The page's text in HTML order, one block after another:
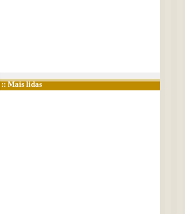
:: Mais lidas